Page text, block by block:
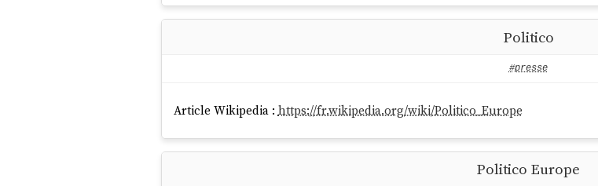
Politico
#presse
Article Wikipedia : https://fr.wikipedia.org/wiki/Politico_Europe
Politico Europe